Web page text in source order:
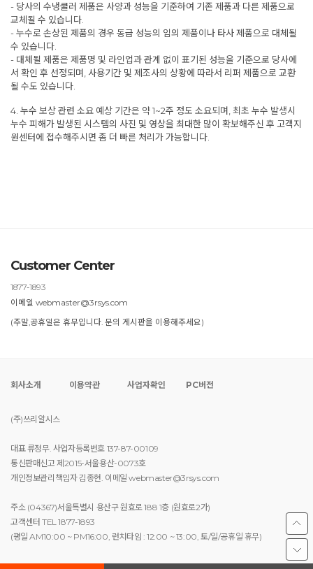
- 당사의 수냉쿨러 제품은 사양과 성능을 기준하여 기존 제품과 다른 제품으로
교체될 수 있습니다.
- 누수로 손상된 제품의 경우 동급 성능의 임의 제품이나 타사 제품으로 대체될
수 있습니다.
- 대체될 제품은 제품명 및 라인업과 관계 없이 표기된 성능을 기준으로 당사에
서 확인 후 선정되며, 사용기간 및 제조사의 상황에 따라서 리퍼 제품으로 교환
될 수도 있습니다.
4. 누수 보상 관련 소요 예상 기간은 약 1~2주 정도 소요되며, 최초 누수 발생시
누수 피해가 발생된 시스템의 사진 및 영상을 최대한 많이 확보해주신 후 고객지
원센터에 접수해주시면 좀 더 빠른 처리가 가능합니다.
Customer Center
1877-1893
이메일 webmaster@3rsys.com
(주말,공휴일은 휴무입니다. 문의 게시판을 이용해주세요)
회사소개 이용약관 사업자확인 PC버전
(주)쓰리알시스
대표 류정무. 사업자등록번호 137-87-00109
통신판매신고 제2015-서울용산-0073호
개인정보관리책임자 김종현. 이메일 webmaster@3rsys.com
주소 (04367)서울특별시 용산구 원효로 188 1층 (원효로2가)
고객센터 TEL 1877-1893
(평일 AM10:00 ~ PM16:00, 런치타임 : 12:00 ~ 13:00, 토/일/공휴일 휴무)